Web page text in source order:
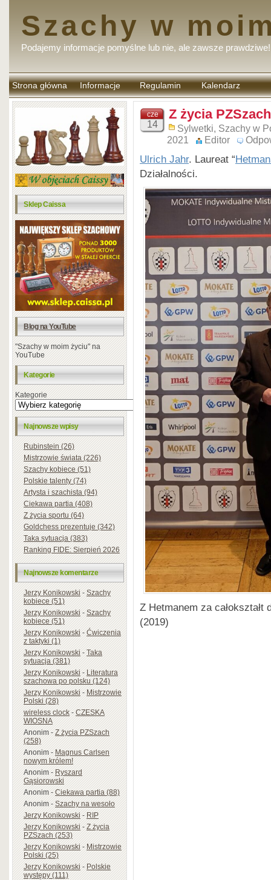
Szachy w
Podajemy informacje pomyślne lub nie, ale zawsze prawdziwe!
Strona główna Informacje Regulamin
komentarzy
Kalendarz
Sklep Caissa
Blog na YouTube
"Szachy w moim życiu" na
YouTube
Kategorie
Kategorie
Najnowsze wpisy
Rubinstein (26)
Mistrzowie świata (226)
Szachy kobiece (51)
Polskie talenty (74)
Artysta i szachista (94)
Ciekawa partia (408)
Z życia sportu (64)
Goldchess prezentuje (342)
Taka sytuacja (383)
Ranking FIDE: Sierpień 2026
Najnowsze komentarze
Jerzy Konikowski-Szachy
kobiece (51)
Jerzy Konikowski-Szachy
kobiece (51)
Jerzy Konikowski-Ćwiczenia
z taktyki (1)
Jerzy Konikowski-Taka
sytuacja (381)
Jerzy Konikowski-Literatura
szachowa po polsku (124)
Jerzy Konikowski-Mistrzowie
Polski (28)
wireless clock-CZESKA
WIOSNA
Anonim-Z życia PZSzach
(258)
Anonim-Magnus Carlsen
nowym królem!
Anonim-Ryszard
Gąsiorowski
Anonim-Ciekawa partia (88)
Anonim-Szachy na wesoło
Jerzy Konikowski-RIP
Jerzy Konikowski-Z życia
PZSzach (253)
Jerzy Konikowski-Mistrzowie
Polski (25)
Jerzy Konikowski-Polskie
występy (111)
cze
14
Z życia
Sylwetki, Szachy w
2021
Editor
Ulrich Jahr. Laureat “
Działalności.
Z Hetmanem za całokształt
(2019)